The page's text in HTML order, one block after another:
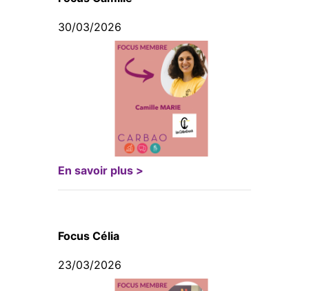
30/03/2026
En savoir plus >
Focus Célia
23/03/2026